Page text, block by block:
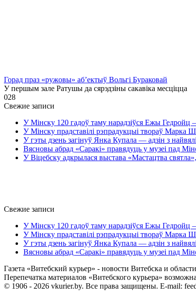
Горад праз «ружовы» аб’ектыў Вольгі Бураковай
У першым зале Ратушы да сярэдзіны сакавіка месціцца
028
Свежие записи
У Мінску 120 гадоў таму нарадзіўся Ежы Гедройц
У Мінску прадставілі рэпрадукцыі твораў Марка
У гэты дзень загінуў Янка Купала — адзін з
Вясновы абрад «Саракі» правядуць у музеі пад
У Віцебску адкрылася выстава «Мастацтва
Свежие записи
У Мінску 120 гадоў таму нарадзіўся Ежы Гедройц
У Мінску прадставілі рэпрадукцыі твораў Марка
У гэты дзень загінуў Янка Купала — адзін з
Вясновы абрад «Саракі» правядуць у музеі пад
Газета «Витебский курьер» - новости Витебска и
Перепечатка материалов «Витебского курьера»
© 1906 - 2026 vkurier.by. Все права защищены. E-mail: